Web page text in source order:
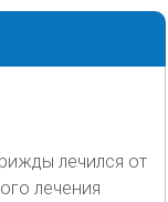
лечился от
лечения